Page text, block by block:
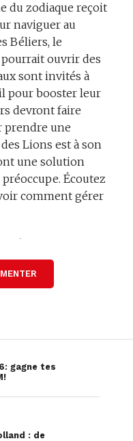
du zodiaque reçoit
naviguer au
Béliers, le
ouvrir des
sont invités à
pour booster leur
devront faire
prendre une
Lions est à son
une solution
Écoutez
comment gérer
gagne tes
: de